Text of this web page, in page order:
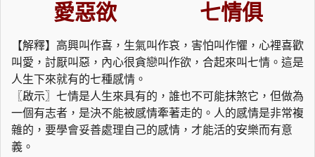
愛惡欲 七情俱
【解釋】高興叫作喜，生氣叫作哀，害怕叫作懼，心裡喜歡
叫愛，討厭叫惡，內心很貪戀叫作欲，合起來叫七情。這是
人生下來就有的七種感情。
〖啟示〗七情是人生來具有的，誰也不可能抹煞它，但做為
一個有志者，是決不能被感情牽著走的。人的感情是非常複
雜的，要學會妥善處理自己的感情，才能活的安樂而有意
義。